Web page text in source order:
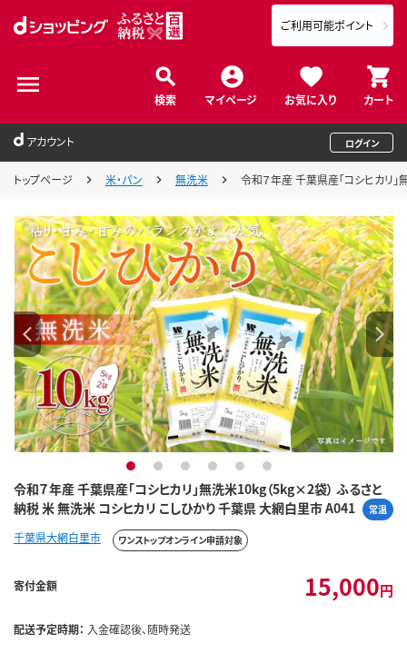
検索 マイページ お気に入り カート
ご利用可能ポイント
アカウント ログイン
トップページ 米・パン 無洗米 令和７年産 千葉県産「コシヒカリ
令和７年産 千葉県産「コシヒカリ」無洗米10kg（5kg×2袋） ふるさと
納税 米 無洗米 コシヒカリ こしひかり 千葉県 大網白里市 A041
常温
1 2 3 4 5 6
千葉県大網白里市 ワンストップオンライン申請対象
寄付金額 15,000円
配送予定時期： 入金確認後、随時発送